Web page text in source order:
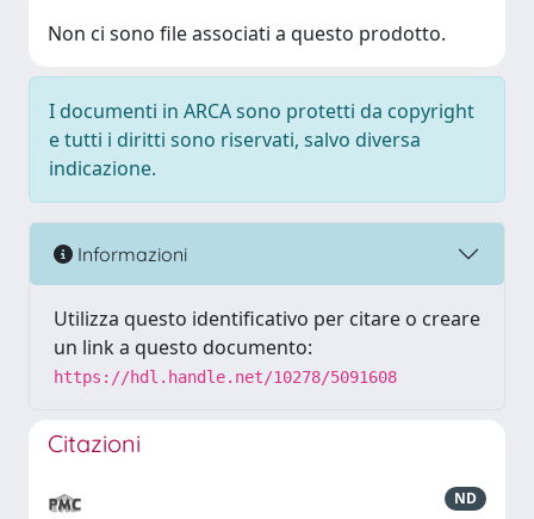
Non ci sono file associati a questo prodotto.
I documenti in ARCA sono protetti da copyright
e tutti i diritti sono riservati, salvo diversa
indicazione.
Informazioni
Utilizza questo identificativo per citare o creare
un link a questo documento:
https://hdl.handle.net/10278/5091608
Citazioni
ND